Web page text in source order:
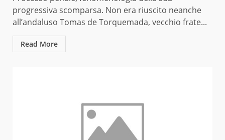
progressiva scomparsa. Non era riuscito neanche
all’andaluso Tomas de Torquemada, vecchio frate...
Read More